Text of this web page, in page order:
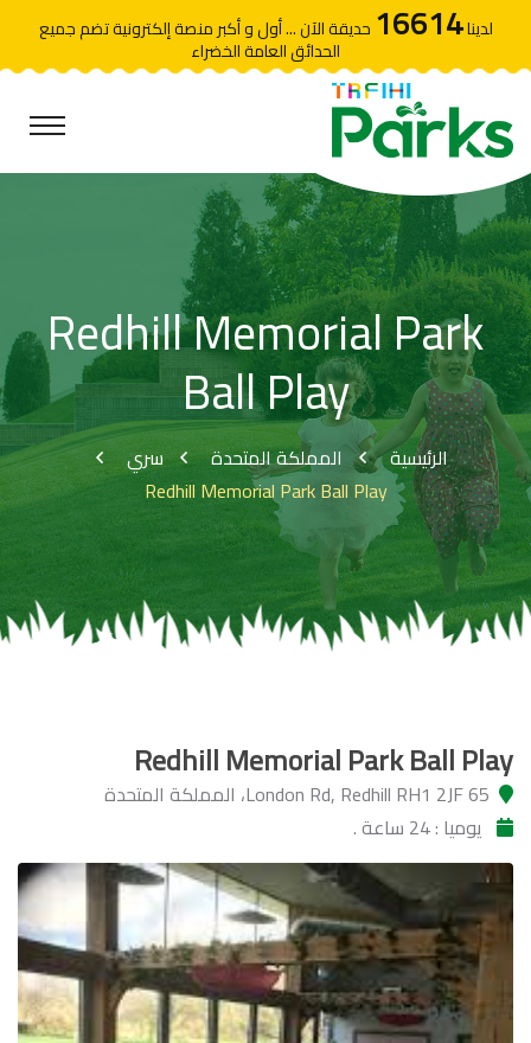
لدينا16614 حديقة الآن ... أول و أكبر منصة إلكترونية تضم جميع
الحدائق العامة الخضراء
Redhill Memorial Park
Ball Play
الرئيسية المملكة المتحدة
سري
Redhill Memorial Park Ball Play
Redhill Memorial Park Ball Play
65 London Rd, Redhill RH1 2JF، المملكة المتحدة
يوميا : 24 ساعة .